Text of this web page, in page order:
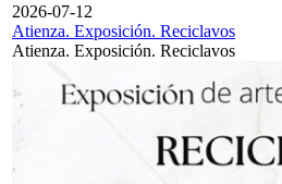
2026-07-12
Atienza. Exposición. Reciclavos
Atienza. Exposición. Reciclavos